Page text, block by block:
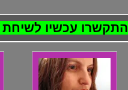
התקשרו עכשיו לשיחת